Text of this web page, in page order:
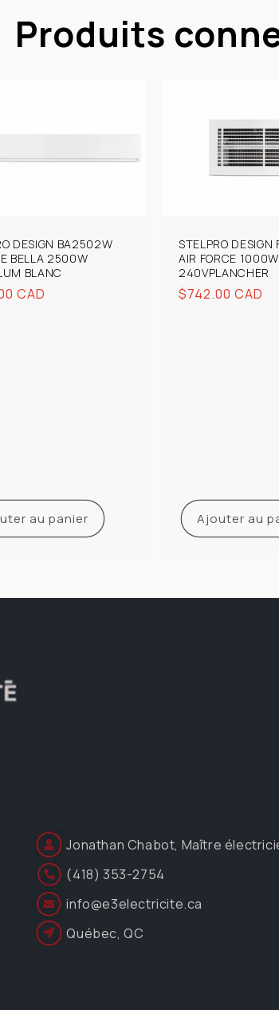
Produits
DESIGN BA2502W
BELLA 2500W
BLANC
CAD
au panier
STELPRO
AIR FORCE 1000W
240VPLANCHER
Prix
$742.00 CAD
Ajouter au
Jonathan Chabot, Maître
(418) 353-2754
info@e3electricite.ca
Québec, QC